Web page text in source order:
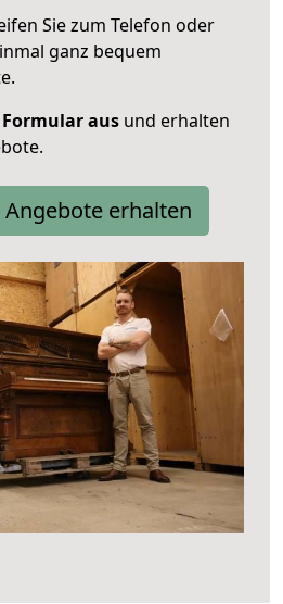
Sie zum Telefon oder
ganz bequem
aus und erhalten
Angebote erhalten